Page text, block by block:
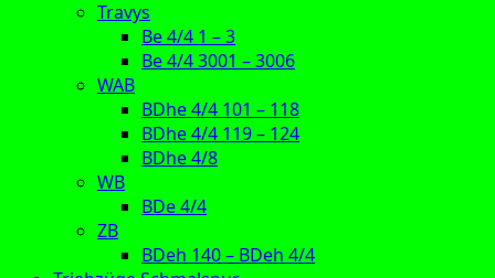
Travys
Be 4/4 1 – 3
Be 4/4 3001 – 3006
WAB
BDhe 4/4 101 – 118
BDhe 4/4 119 – 124
BDhe 4/8
WB
BDe 4/4
ZB
BDeh 140 – BDeh 4/4